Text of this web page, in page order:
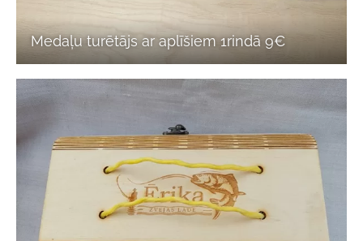
Medaļu turētājs ar aplīšiem 1rindā 9€